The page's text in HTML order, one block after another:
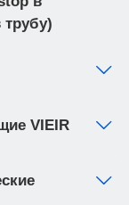
трубу)
VIEIR